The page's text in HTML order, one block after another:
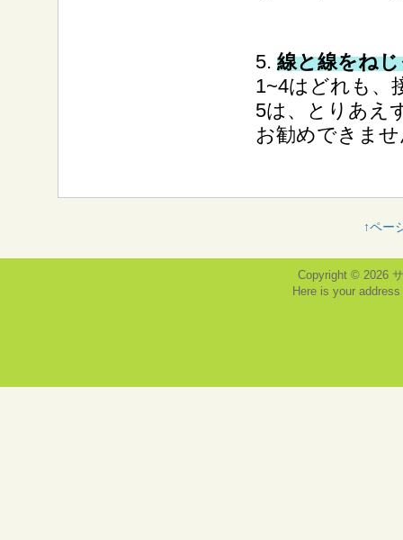
5. 線と線をね
1~4はどれも、
5は、とりあえ
お勧めできま
↑ペー
Copyright © 2026
Here is your